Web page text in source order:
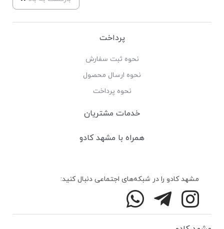
پرداخت
نحوه ثبت سفارش
نحوه ارسال محصول
نحوه پرداخت
خدمات مشتریان
همراه با مشهد کادو
مشهد کادو را در شبکه‌های اجتماعی دنبال کنید: